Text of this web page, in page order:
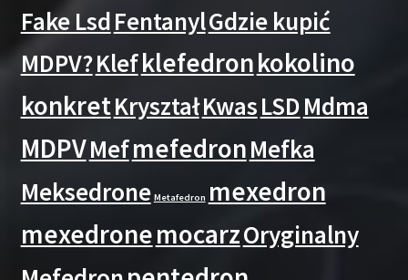
Fake LsdFentanylGdzie kupić
MDPV?Klefklefedronkokolino
konkretKryształKwasLSDMdma
MDPVMefmefedronMefka
Meksedrone Metafedron mexedron
mexedronemocarzOryginalny